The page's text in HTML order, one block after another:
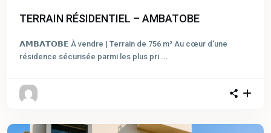
TERRAIN RÉSIDENTIEL – AMBATOBE
𝗔𝗠𝗕𝗔𝗧𝗢𝗕𝗘 À vendre | Terrain de 756 m² Au cœur d'une
résidence sécurisée parmi les plus pri ...